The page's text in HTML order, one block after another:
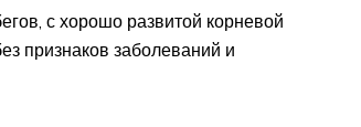
с хорошо развитой корневой
признаков заболеваний и